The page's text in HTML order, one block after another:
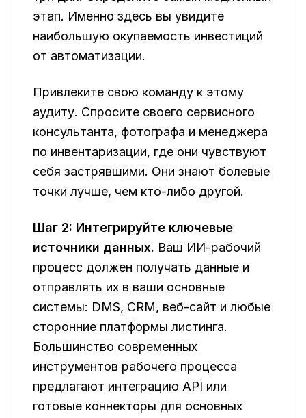
этап. Именно здесь вы увидите
наибольшую окупаемость инвестиций
от автоматизации.
Привлеките свою команду к этому
аудиту. Спросите своего сервисного
консультанта, фотографа и менеджера
по инвентаризации, где они чувствуют
себя застрявшими. Они знают болевые
точки лучше, чем кто-либо другой.
Шаг 2: Интегрируйте ключевые
источники данных. Ваш ИИ-рабочий
процесс должен получать данные и
отправлять их в ваши основные
системы: DMS, CRM, веб-сайт и любые
сторонние платформы листинга.
Большинство современных
инструментов рабочего процесса
предлагают интеграцию API или
готовые коннекторы для основных